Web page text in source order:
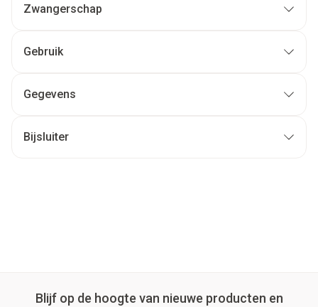
Zwangerschap
Gebruik
Gegevens
Bijsluiter
Blijf op de hoogte van nieuwe producten en